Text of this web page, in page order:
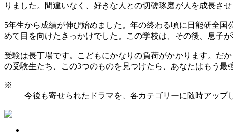
りました。間違いなく、好きな人との切磋琢磨が人を成長させ
5年生から成績が伸び始めました。年の終わる頃に日能研全
めて目を向けたきっかけでした。この学校は、その後、息子
受験は長丁場です。こどもにかなりの負荷がかかります。だ
の受験生たち、この3つのものを見つけたら、あなたはもう
※
今後も寄せられたドラマを、各カテゴリーに随時アップ